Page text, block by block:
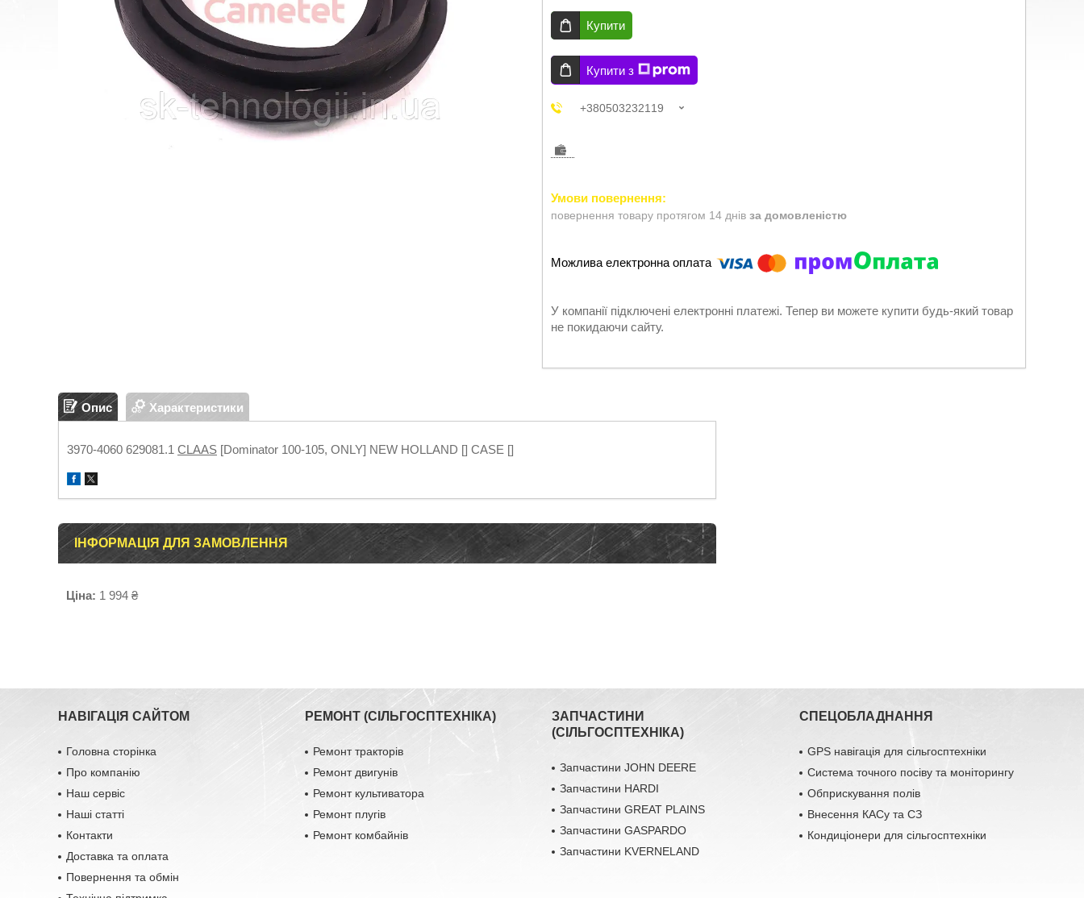
Купити
Купити з
+380503232119
повернення товару протягом 14 днів за домовленістю
У компанії підключені електронні платежі. Тепер ви можете купити будь-який товар
не покидаючи сайту.
Опис Характеристики
3970-4060 629081.1 CLAAS [Dominator 100-105, ONLY] NEW HOLLAND [] CASE []
ІНФОРМАЦІЯ ДЛЯ ЗАМОВЛЕННЯ
Ціна: 1 994 ₴
НАВІГАЦІЯ САЙТОМ
Головна сторінка
Про компанію
Наш сервіс
Наші статті
Контакти
Доставка та оплата
Повернення та обмін
РЕМОНТ (СІЛЬГОСПТЕХНІКА)
Ремонт тракторів
Ремонт двигунів
Ремонт культиватора
Ремонт плугів
Ремонт комбайнів
ЗАПЧАСТИНИ
(СІЛЬГОСПТЕХНІКА)
Запчастини JOHN DEERE
Запчастини HARDI
Запчастини GREAT PLAINS
Запчастини GASPARDO
Запчастини KVERNELAND
СПЕЦОБЛАДНАННЯ
GPS навігація для сільгосптехніки
Система точного посіву та моніторингу
Обприскування полів
Внесення КАСу та СЗ
Кондиціонери для сільгосптехніки